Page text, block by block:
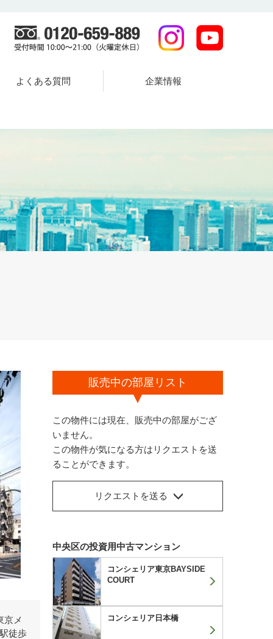
よくある質問 企業情報
京メ
徒歩
販売中の部屋リスト
この物件には現在、販売中の部屋がござ
いません。
この物件が気になる方はリクエストを送
ることができます。
リクエストを送る
中央区の投資用中古マンション
コンシェリア東京BAYSIDE
COURT
コンシェリア日本橋